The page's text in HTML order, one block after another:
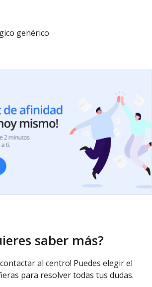
genérico
saber más?
al centro! Puedes elegir el
para resolver todas tus dudas.